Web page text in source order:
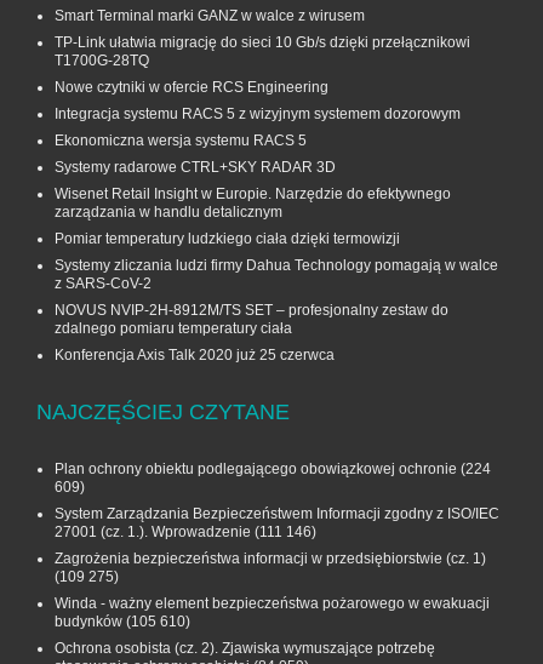
Smart Terminal marki GANZ w walce z wirusem
TP-Link ułatwia migrację do sieci 10 Gb/s dzięki przełącznikowi
T1700G‑28TQ
Nowe czytniki w ofercie RCS Engineering
Integracja systemu RACS 5 z wizyjnym systemem dozorowym
Ekonomiczna wersja systemu RACS 5
Systemy radarowe CTRL+SKY RADAR 3D
Wisenet Retail Insight w Europie. Narzędzie do efektywnego
zarządzania w handlu detalicznym
Pomiar temperatury ludzkiego ciała dzięki termowizji
Systemy zliczania ludzi firmy Dahua Technology pomagają w walce
z SARS-CoV-2
NOVUS NVIP-2H-8912M/TS SET – profesjonalny zestaw do
zdalnego pomiaru temperatury ciała
Konferencja Axis Talk 2020 już 25 czerwca
NAJCZĘŚCIEJ CZYTANE
Plan ochrony obiektu podlegającego obowiązkowej ochronie (224
609)
System Zarządzania Bezpieczeństwem Informacji zgodny z ISO/IEC
27001 (cz. 1.). Wprowadzenie (111 146)
Zagrożenia bezpieczeństwa informacji w przedsiębiorstwie (cz. 1)
(109 275)
Winda - ważny element bezpieczeństwa pożarowego w ewakuacji
budynków (105 610)
Ochrona osobista (cz. 2). Zjawiska wymuszające potrzebę